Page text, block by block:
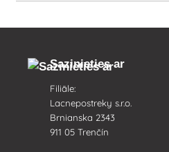
Sazinieties ar
Filiāle:
Lacnepostreky s.r.o.
Brnianska 2343
911 05 Trenčín